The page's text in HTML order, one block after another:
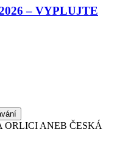
– VYPLUJTE
ORLICI ANEB ČESKÁ